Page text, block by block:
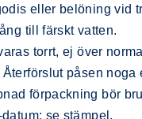
eller belöning vid
till färskt vatten.
torrt, ej över normal
Återförslut påsen noga
förpackning bör
se stämpel.